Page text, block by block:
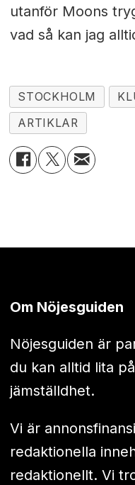
utanför Moons
vad så kan jag
STOCKHOLM
ARTIKLAR
Om Nöjesguiden
Nöjesguiden är
du kan alltid lita
jämställdhet.
Vi är
redaktionella
redaktionellt. Vi